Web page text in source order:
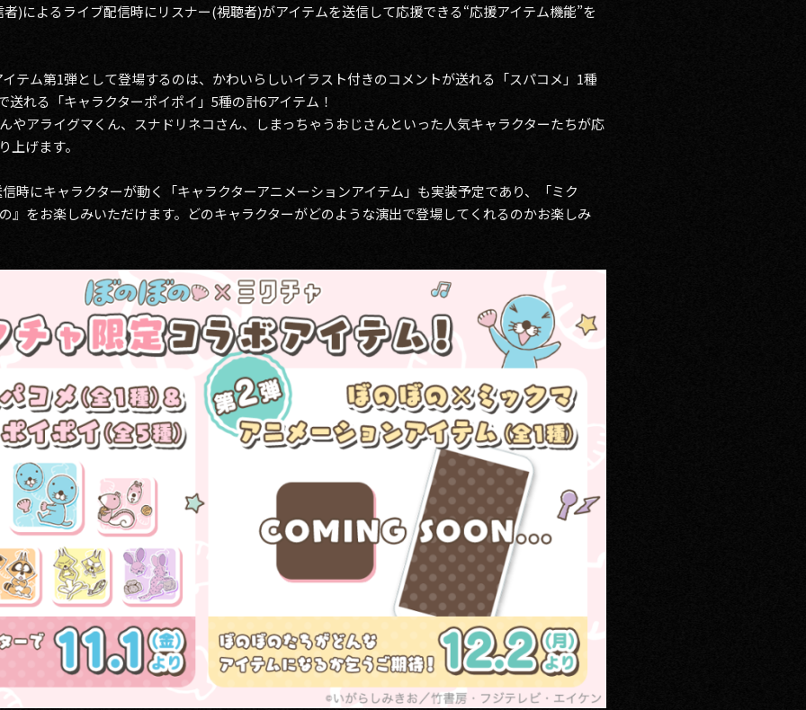
)によるライブ配信時にリスナー(視聴者)がアイテムを送信して応援できる“応援アイテム機能”を
テム第1弾として登場するのは、かわいらしいイラスト付きのコメントが送れる「スパコメ」1種
送れる「キャラクターポイポイ」5種の計6アイテム！
やアライグマくん、スナドリネコさん、しまっちゃうおじさんといった人気キャラクターたちが応
上げます。
時にキャラクターが動く「キャラクターアニメーションアイテム」も実装予定であり、「ミク
』をお楽しみいただけます。どのキャラクターがどのような演出で登場してくれるのかお楽しみ